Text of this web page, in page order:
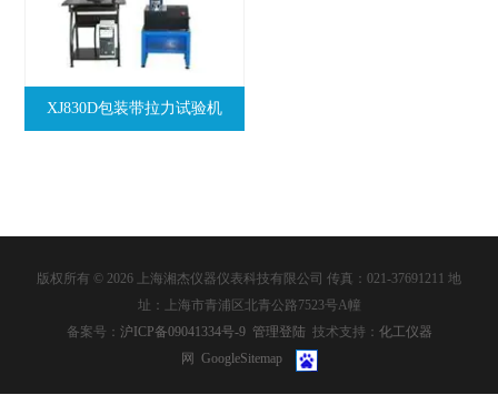
XJ830D包装带拉力试验机
版权所有 © 2026 上海湘杰仪器仪表科技有限公司 传真：021-37691211 地
址：上海市青浦区北青公路7523号A幢
备案号： 沪ICP备09041334号-9 管理登陆 技术支持： 化工仪器
网 GoogleSitemap